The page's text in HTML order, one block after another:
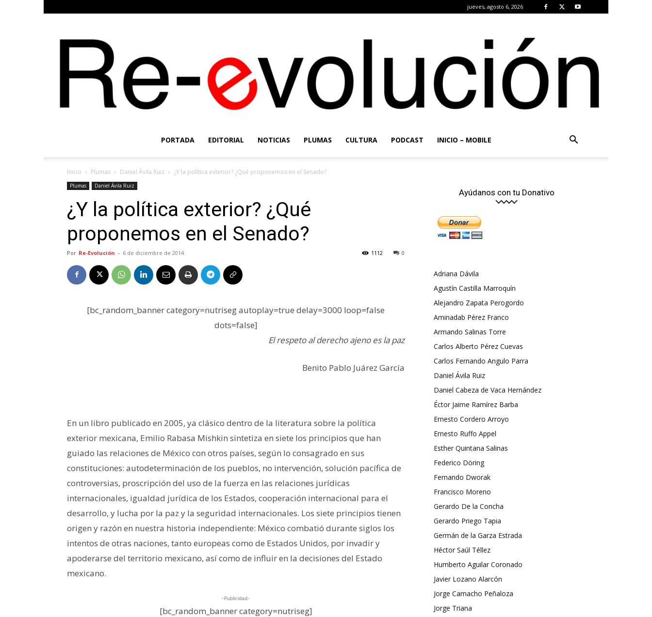
jueves, agosto 6, 2026
PORTADA EDITORIAL NOTICIAS PLUMAS CULTURA PODCAST INICIO – MOBILE
Inicio Plumas Daniel Ávila Ruiz ¿Y la política exterior? ¿Qué proponemos en el Senado?
Plumas Daniel Ávila Ruiz
¿Y la política exterior? ¿Qué
proponemos en el Senado?
Por Re-Evolución - 6 de diciembre de 2014 0
1112
[bc_random_banner category=nutriseg autoplay=true delay=3000 loop=false
dots=false]
El respeto al derecho ajeno es la paz
Benito Pablo Juárez García
En un libro publicado en 2005, ya clásico dentro de la literatura sobre la política
exterior mexicana, Emilio Rabasa Mishkin sintetiza en siete los principios que han
guiado las relaciones de México con otros países, según lo consagrado en sus
constituciones: autodeterminación de los pueblos, no intervención, solución pacífica de
controversias, proscripción del uso de la fuerza en las relaciones jurídicas
internacionales, igualdad jurídica de los Estados, cooperación internacional para el
desarrollo, y lucha por la paz y la seguridad internacionales. Los siete principios tienen
origen y razón en nuestra historia independiente: México combatió durante siglos los
intentos de otras naciones, tanto europeas como de Estados Unidos, por invadir y
apoderarse del territorio mexicano, así como de influir en la decisiones del Estado
mexicano.
-Publicidad-
[bc_random_banner category=nutriseg]
Ayúdanos con tu Donativo
Adriana Dávila
Agustín Castilla Marroquín
Alejandro Zapata Perogordo
Aminadab Pérez Franco
Armando Salinas Torre
Carlos Alberto Pérez Cuevas
Carlos Fernando Angulo Parra
Daniel Ávila Ruiz
Daniel Cabeza de Vaca Hernández
Éctor Jaime Ramírez Barba
Ernesto Cordero Arroyo
Ernesto Ruffo Appel
Esther Quintana Salinas
Federico Döring
Fernando Dworak
Francisco Moreno
Gerardo De la Concha
Gerardo Priego Tapia
Germán de la Garza Estrada
Héctor Saúl Téllez
Humberto Aguilar Coronado
Javier Lozano Alarcón
Jorge Camacho Peñaloza
Jorge Triana